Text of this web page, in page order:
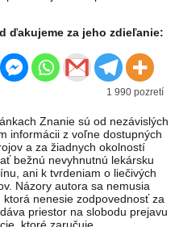
ďakujeme za jeho zdieľanie:
1 990 pozretí
Znanie sú od nezávislých
informácii z voľne dostupných
a za žiadnych okolností
bežnú nevyhnutnú lekársku
ani k tvrdeniam o liečivých
Názory autora sa nemusia
nenesie zodpovednosť za
priestor na slobodu prejavu